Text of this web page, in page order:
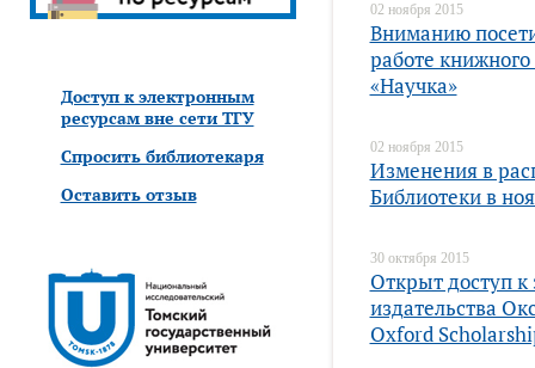
Доступ к электронным
ресурсам вне сети ТГУ
Спросить библиотекаря
Оставить отзыв
02 ноября 2015
Вниманию
работе
«Научка»
02 ноября 2015
Изменения в
Библиотеки в
30 октября 2015
Открыт доступ
издательства
Oxford